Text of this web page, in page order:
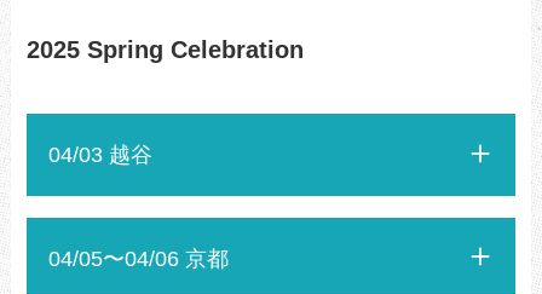
2025 Spring Celebration
04/03 越谷
04/05〜04/06 京都